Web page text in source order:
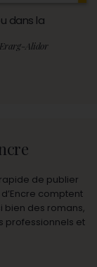
dans la
Alidor
de publier
comptent
bien des romans,
professionnels et